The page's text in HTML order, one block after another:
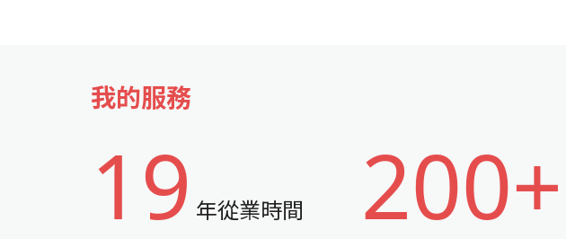
我的服務
19 年從業時間 200+